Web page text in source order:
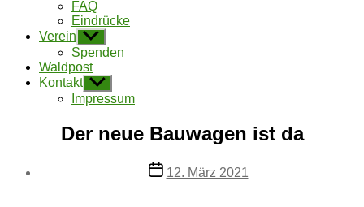
FAQ
Eindrücke
Verein Untermenü
anzeigen
Spenden
Waldpost
Kontakt Untermenü
anzeigen
Impressum
Der neue Bauwagen ist da
Beitragsdatum
12. März 2021